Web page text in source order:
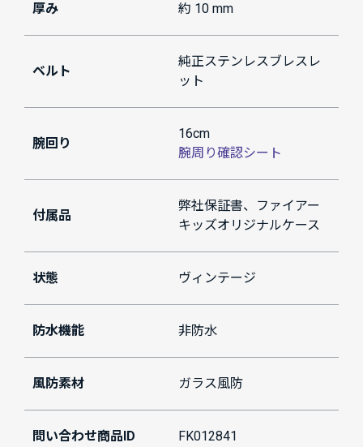
厚み 約 10 mm
ベルト
純正ステンレスブレスレ
ット
腕回り
16cm
腕周り確認シート
付属品
弊社保証書、ファイアー
キッズオリジナルケース
状態 ヴィンテージ
防水機能 非防水
風防素材 ガラス風防
問い合わせ商品ID FK012841